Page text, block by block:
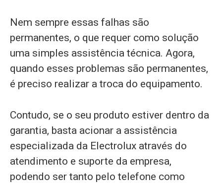
Nem sempre essas falhas são
permanentes, o que requer como solução
uma simples assistência técnica. Agora,
quando esses problemas são permanentes,
é preciso realizar a troca do equipamento.
Contudo, se o seu produto estiver dentro da
garantia, basta acionar a assistência
especializada da Electrolux através do
atendimento e suporte da empresa,
podendo ser tanto pelo telefone como